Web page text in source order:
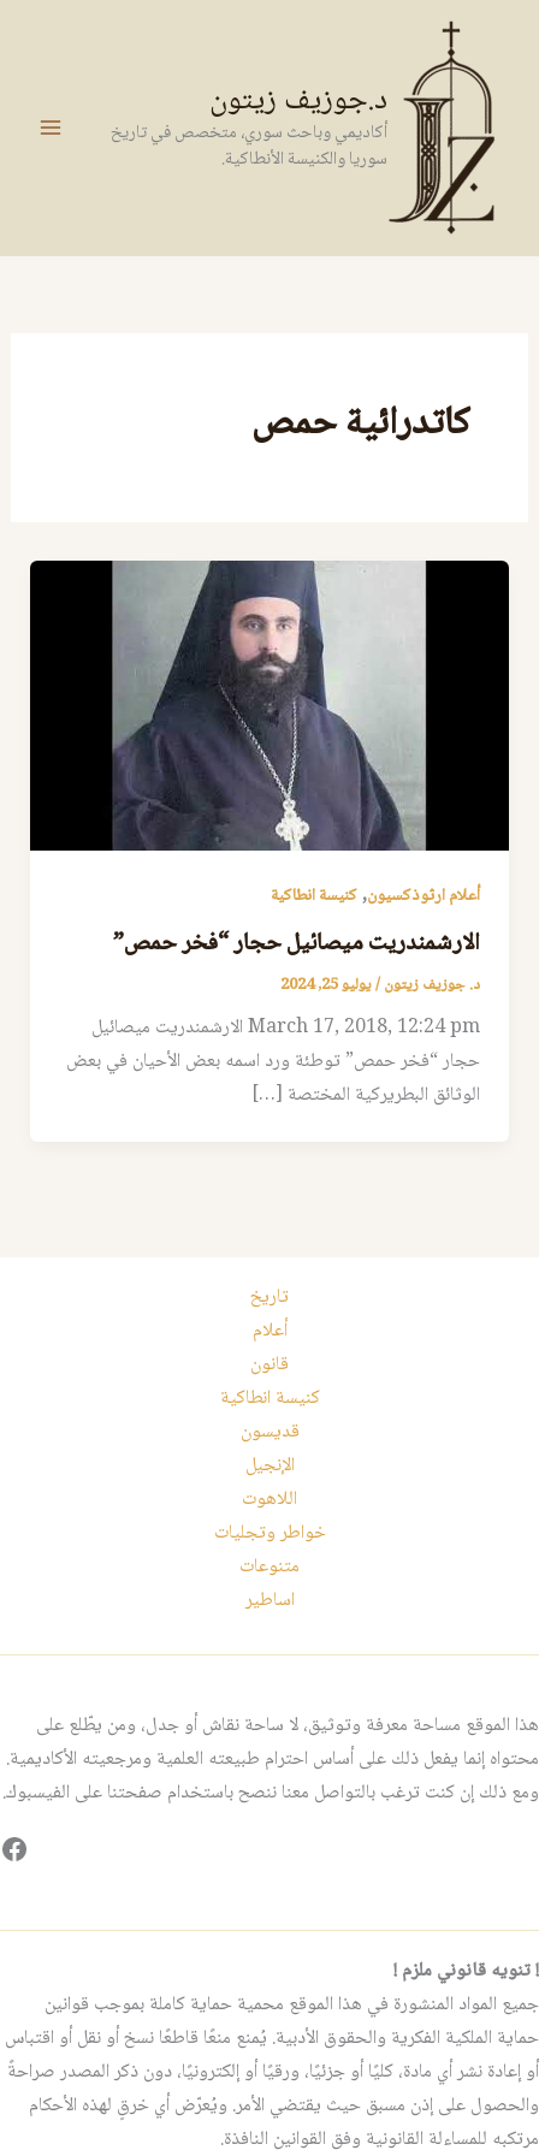
المحتوى
د.جوزيف زيتون
أكاديمي وباحث سوري، متخصص في تاريخ
سوريا والكنيسة الأنطاكية.
كاتدرائية حمص
أعلام ارثوذكسيون,كنيسة انطاكية
الارشمندريت ميصائيل حجار “فخر حمص”
د. جوزيف زيتون/يوليو 25, 2024
March 17, 2018, 12:24 pm الارشمندريت ميصائيل
حجار “فخر حمص” توطئة ورد اسمه بعض الأحيان في بعض
الوثائق البطريركية المختصة […]
تاريخ
أعلام
قانون
كنيسة انطاكية
قديسون
الإنجيل
اللاهوت
خواطر وتجليات
متنوعات
اساطير
هذا الموقع مساحة معرفة وتوثيق، لا ساحة نقاش أو جدل، ومن يطّلع على
محتواه إنما يفعل ذلك على أساس احترام طبيعته العلمية ومرجعيته الأكاديمية.
ومع ذلك إن كنت ترغب بالتواصل معنا ننصح باستخدام صفحتنا على الفيسبوك.
! تنويه قانوني ملزم !
جميع المواد المنشورة في هذا الموقع محمية حماية كاملة بموجب قوانين
حماية الملكية الفكرية والحقوق الأدبية. يُمنع منعًا قاطعًا نسخ أو نقل أو اقتباس
أو إعادة نشر أي مادة، كليًا أو جزئيًا، ورقيًا أو إلكترونيًا، دون ذكر المصدر صراحةً
والحصول على إذن مسبق حيث يقتضي الأمر. ويُعرّض أي خرقٍ لهذه الأحكام
مرتكبه للمساءلة القانونية وفق القوانين النافذة.